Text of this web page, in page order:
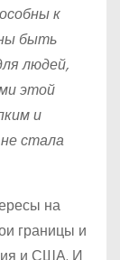
к
быть
людей,
этой
и
стала
на
границы и